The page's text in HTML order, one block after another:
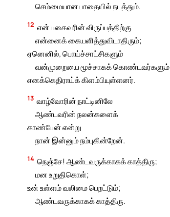
செம்மையான பாதையில் நடத்தும்.
12 என் பகைவரின் விருப்பத்திற்கு
என்னைக் கையளித்துவிடாதிரும்;
ஏனெனில், பொய்ச்சாட்சிகளும்
வன்முறையை மூச்சாகக் கொண்டவர்களும்
எனக்கெதிராய்க் கிளம்பியுள்ளனர்.
13 வாழ்வோரின் நாட்டினிலே
ஆண்டவரின் நலன்களைக்
காண்பேன் என்று
நான் இன்னும் நம்புகின்றேன்.
14 நெஞ்சே! ஆண்டவருக்காகக் காத்திரு;
மன உறுதிகொள்;
உன் உள்ளம் வலிமை பெறட்டும்;
ஆண்டவருக்காகக் காத்திரு.